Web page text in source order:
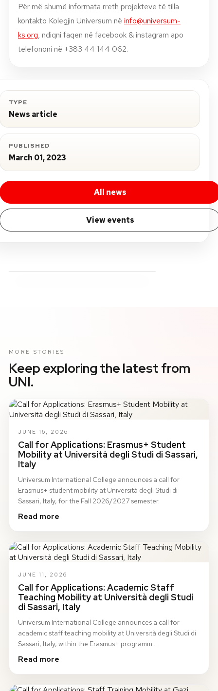
Për më shumë informata rreth projekteve të tilla
kontakto Kolegjin Universum në info@universum-
ks.org, ndiqni faqen në facebook & instagram apo
telefononi në +383 44 144 062.
TYPE
News article
PUBLISHED
March 01, 2023
All news
View events
MORE STORIES
Keep exploring the latest from
UNI.
JUNE 16, 2026
Call for Applications: Erasmus+ Student
Mobility at Università degli Studi di Sassari,
Italy
Universum International College announces a call for
Erasmus+ student mobility at Università degli Studi di
Sassari, Italy, for the Fall 2026/2027 semester.
Read more
JUNE 11, 2026
Call for Applications: Academic Staff
Teaching Mobility at Università degli Studi
di Sassari, Italy
Universum International College announces a call for
academic staff teaching mobility at Università degli Studi di
Sassari, Italy, within the Erasmus+ programm…
Read more